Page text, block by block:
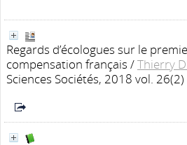
Regards d’écologues sur le
compensation français /Thierry
Sciences Sociétés, 2018 vol.